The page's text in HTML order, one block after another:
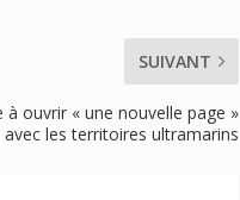
SUIVANT
ouvrir « une nouvelle page »
avec les territoires ultramarins